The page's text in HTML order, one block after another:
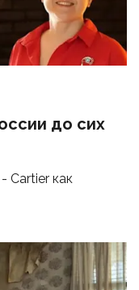
до сих
Cartier как